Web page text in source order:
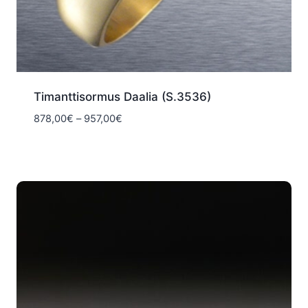
Timanttisormus Daalia (S.3536)
878,00€ – 957,00€Hintaluokka: